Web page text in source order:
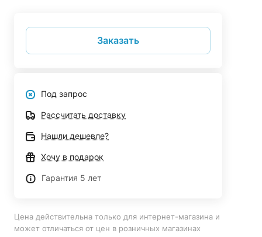
Заказать
Под запрос
Рассчитать доставку
Нашли дешевле?
Хочу в подарок
Гарантия 5 лет
Цена действительна только для интернет-магазина и
может отличаться от цен в розничных магазинах